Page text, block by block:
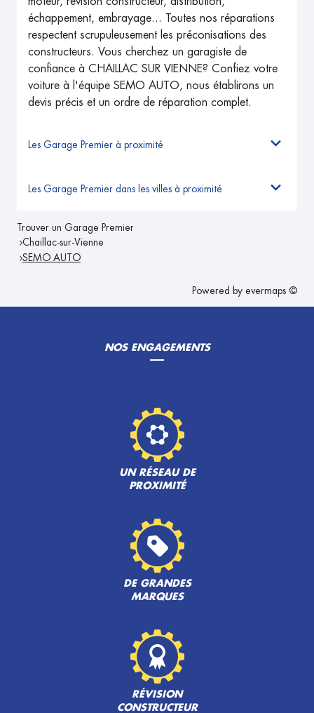
échappement, embrayage... Toutes nos réparations
respectent scrupuleusement les préconisations des
constructeurs. Vous cherchez un garagiste de
confiance à CHAILLAC SUR VIENNE? Confiez votre
voiture à l'équipe SEMO AUTO, nous établirons un
devis précis et un ordre de réparation complet.
Les Garage Premier à proximité
Les Garage Premier dans les villes à proximité
Trouver un Garage Premier
Chaillac-sur-Vienne
SEMO AUTO
Powered by evermaps ©
NOS ENGAGEMENTS
UN RÉSEAU DE
PROXIMITÉ
DE GRANDES
MARQUES
RÉVISION
CONSTRUCTEUR